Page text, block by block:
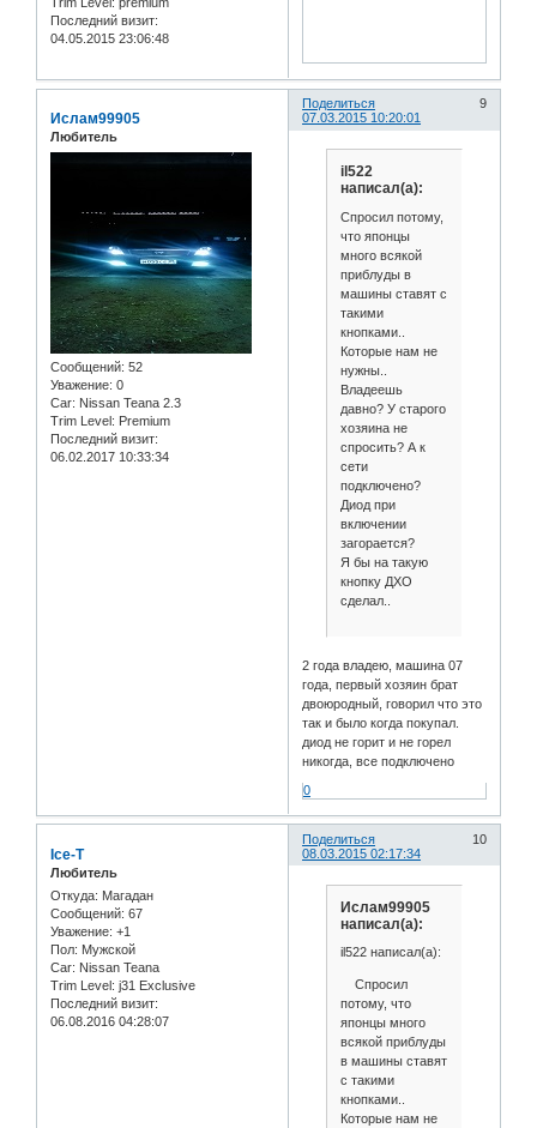
Последний визит:
04.05.2015 23:06:48
Поделиться
9
07.03.2015 10:20:01
Ислам99905
Любитель
Сообщений: 52
Уважение: 0
Car: Nissan Teana 2.3
Trim Level: Premium
Последний визит:
06.02.2017 10:33:34
il522
написал(а):
Спросил потому,
что японцы
много всякой
приблуды в
машины ставят с
такими
кнопками..
Которые нам не
нужны..
Владеешь
давно? У старого
хозяина не
спросить? А к
сети
подключено?
Диод при
включении
загорается?
Я бы на такую
кнопку ДХО
сделал..
2 года владею, машина 07
года, первый хозяин брат
двоюродный, говорил что это
так и было когда покупал.
диод не горит и не горел
никогда, все подключено
0
Поделиться
10
08.03.2015 02:17:34
Ice-T
Любитель
Откуда: Магадан
Сообщений: 67
Уважение: +1
Пол: Мужской
Car: Nissan Teana
Trim Level: j31 Exclusive
Последний визит:
06.08.2016 04:28:07
Ислам99905
написал(а):
il522 написал(а):
Спросил
потому, что
японцы много
всякой приблуды
в машины ставят
с такими
кнопками..
Которые нам не